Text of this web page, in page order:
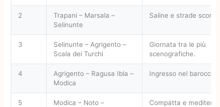
2
Trapani – Marsala –
Selinunte
Saline e strade
3
Selinunte – Agrigento –
Scala dei Turchi
Giornata tra le più
scenografiche.
4
Agrigento – Ragusa Ibla –
Modica
Ingresso nel barocco.
5
Modica – Noto –
Compatta e